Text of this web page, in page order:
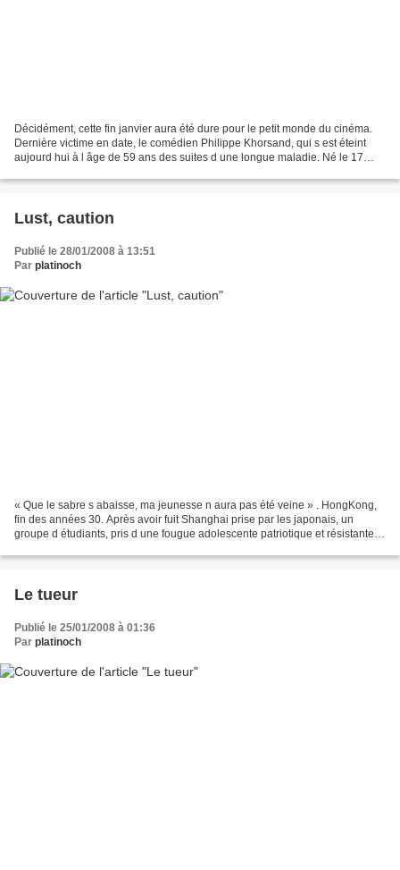
Décidément, cette fin janvier aura été dure pour le petit monde du cinéma.
Dernière victime en date, le comédien Philippe Khorsand, qui s est éteint
aujourd hui à l âge de 59 ans des suites d une longue maladie. Né le 17
Lust, caution
Publié le 28/01/2008 à 13:51
Par platinoch
« Que le sabre s abaisse, ma jeunesse n aura pas été veine » . HongKong,
fin des années 30. Après avoir fuit Shanghai prise par les japonais, un
groupe d étudiants, pris d une fougue adolescente patriotique et résistante,
Le tueur
Publié le 25/01/2008 à 01:36
Par platinoch